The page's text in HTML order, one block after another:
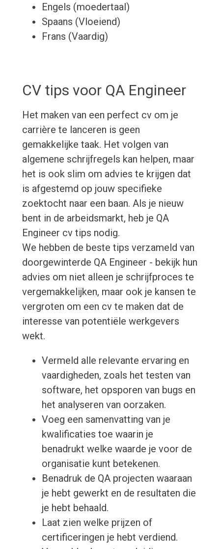
Engels (moedertaal)
Spaans (Vloeiend)
Frans (Vaardig)
CV tips voor QA Engineer
Het maken van een perfect cv om je
carrière te lanceren is geen
gemakkelijke taak. Het volgen van
algemene schrijfregels kan helpen, maar
het is ook slim om advies te krijgen dat
is afgestemd op jouw specifieke
zoektocht naar een baan. Als je nieuw
bent in de arbeidsmarkt, heb je QA
Engineer cv tips nodig.
We hebben de beste tips verzameld van
doorgewinterde QA Engineer - bekijk hun
advies om niet alleen je schrijfproces te
vergemakkelijken, maar ook je kansen te
vergroten om een cv te maken dat de
interesse van potentiële werkgevers
wekt.
Vermeld alle relevante ervaring en
vaardigheden, zoals het testen van
software, het opsporen van bugs en
het analyseren van oorzaken.
Voeg een samenvatting van je
kwalificaties toe waarin je
benadrukt welke waarde je voor de
organisatie kunt betekenen.
Benadruk de QA projecten waaraan
je hebt gewerkt en de resultaten die
je hebt behaald.
Laat zien welke prijzen of
certificeringen je hebt verdiend.